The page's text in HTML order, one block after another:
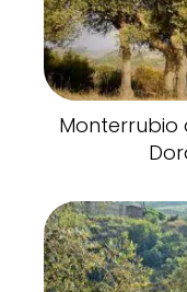
Monterrubio